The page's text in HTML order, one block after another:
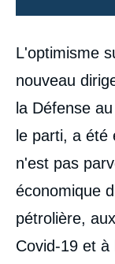
Corps
analyses
L'optimisme
nouveau
la Défense
le parti, a été
n'est pas
économique
pétrolière,
Covid-19 et à